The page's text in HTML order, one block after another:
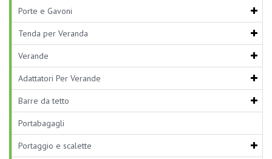
Porte e Gavoni
Tenda per Veranda
Verande
Adattatori Per Verande
Barre da tetto
Portabagagli
Portaggio e scalette